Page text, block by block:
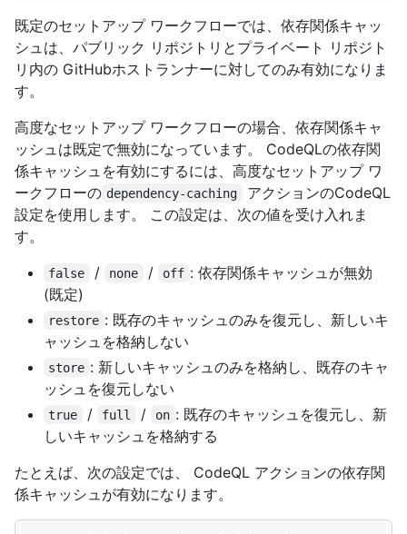
既定のセットアップ ワークフローでは、依存関係キャッ
シュは、パブリック リポジトリとプライベート リポジト
リ内の GitHubホストランナーに対してのみ有効になりま
す。
高度なセットアップ ワークフローの場合、依存関係キャ
ッシュは既定で無効になっています。 CodeQLの依存関
係キャッシュを有効にするには、高度なセットアップ ワ
ークフローの dependency-caching
アクションのCodeQL
設定を使用します。 この設定は、次の値を受け入れま
す。
false / none / off : 依存関係キャッシュが無効
(既定)
restore : 既存のキャッシュのみを復元し、新しいキ
ャッシュを格納しない
store : 新しいキャッシュのみを格納し、既存のキャ
ッシュを復元しない
true / full / on : 既存のキャッシュを復元し、新
しいキャッシュを格納する
たとえば、次の設定では、 CodeQL アクションの依存関
係キャッシュが有効になります。